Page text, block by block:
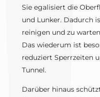
Sie egalisiert die
und Lunker. Dadurch
reinigen und zu
Das wiederum ist
reduziert Sperrzeiten
Tunnel.
Darüber hinaus